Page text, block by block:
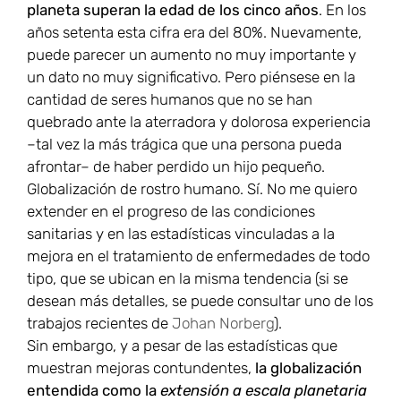
planeta superan la edad de los cinco años. En los
años setenta esta cifra era del 80%. Nuevamente,
puede parecer un aumento no muy importante y
un dato no muy significativo. Pero piénsese en la
cantidad de seres humanos que no se han
quebrado ante la aterradora y dolorosa experiencia
–tal vez la más trágica que una persona pueda
afrontar– de haber perdido un hijo pequeño.
Globalización de rostro humano. Sí. No me quiero
extender en el progreso de las condiciones
sanitarias y en las estadísticas vinculadas a la
mejora en el tratamiento de enfermedades de todo
tipo, que se ubican en la misma tendencia (si se
desean más detalles, se puede consultar uno de los
trabajos recientes de Johan Norberg).
Sin embargo, y a pesar de las estadísticas que
muestran mejoras contundentes, la globalización
entendida como la extensión a escala planetaria